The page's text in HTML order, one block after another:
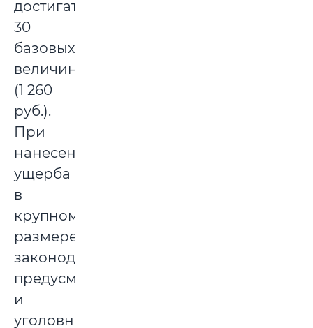
достигать
30
базовых
величин
(1 260
руб.).
При
нанесении
ущерба
в
крупном
размере
законодательством
предусмотрена
и
уголовная